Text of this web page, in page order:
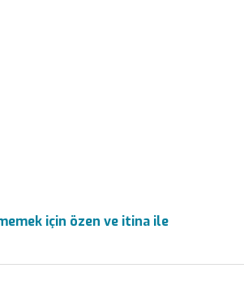
için özen ve itina ile